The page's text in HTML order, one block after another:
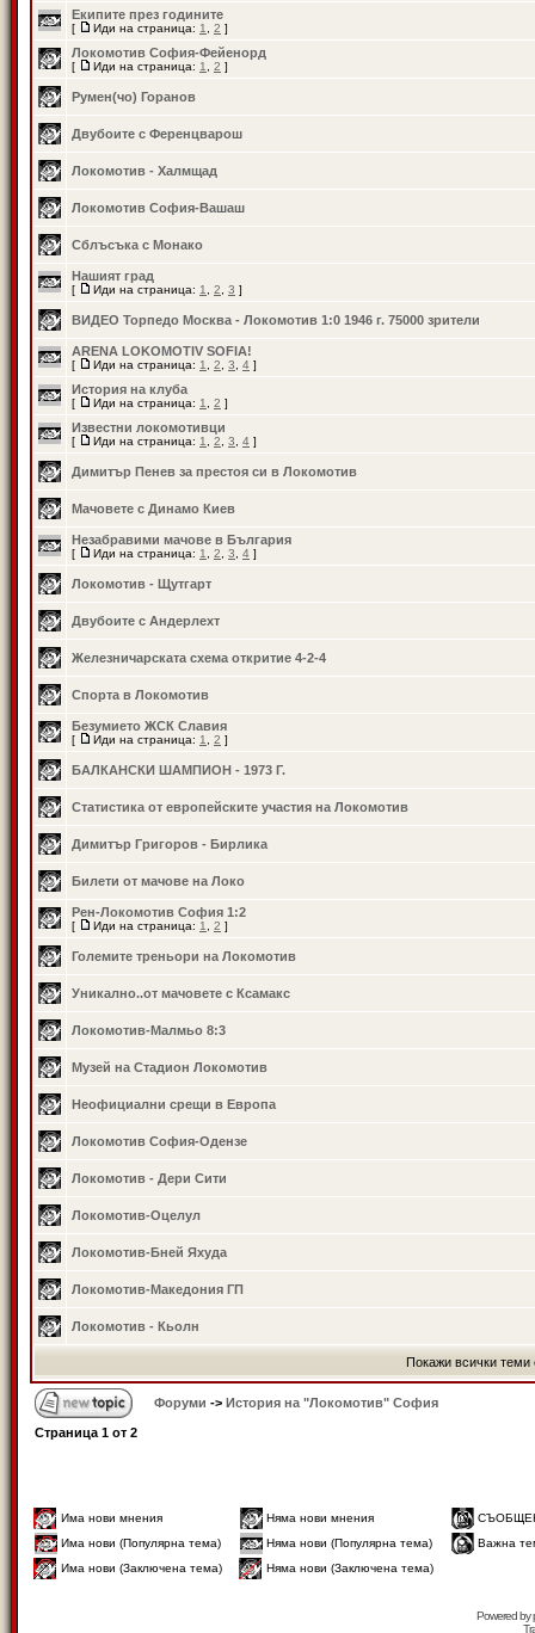
Екипите през годините
[ Иди на страница: 1 2 ]
Локомотив София-Фейенорд
[ Иди на страница: 1 2 ]
Румен(чо) Горанов
Двубоите с Ференцварош
Локомотив - Халмщад
Локомотив София-Вашаш
Сблъсъка с Монако
Нашият град
[ Иди на страница: 1 2 3 ]
ВИДЕО Торпедо Москва - Локомотив 1:0 1946 г. 75000 зрители
ARENA LOKOMOTIV SOFIA!
[ Иди на страница: 1 2 3 4 ]
История на клуба
[ Иди на страница: 1 2 ]
Известни локомотивци
[ Иди на страница: 1 2 3 4 ]
Димитър Пенев за престоя си в Локомотив
Мачовете с Динамо Киев
Незабравими мачове в България
[ Иди на страница: 1 2 3 4 ]
Локомотив - Щутгарт
Двубоите с Андерлехт
Железничарската схема откритие 4-2-4
Спорта в Локомотив
Безумието ЖСК Славия
[ Иди на страница: 1 2 ]
БАЛКАНСКИ ШАМПИОН - 1973 Г.
Статистика от европейските участия на Локомотив
Димитър Григоров - Бирлика
Билети от мачове на Локо
Рен-Локомотив София 1:2
[ Иди на страница: 1 2 ]
Големите треньори на Локомотив
Уникално..от мачовете с Ксамакс
Локомотив-Малмьо 8:3
Музей на Стадион Локомотив
Неофициални срещи в Европа
Локомотив София-Одензе
Локомотив - Дери Сити
Локомотив-Оцелул
Локомотив-Бней Яхуда
Локомотив-Македония ГП
Локомотив - Кьолн
Покажи всички теми
Форуми -> История на "Локомотив" София
Страница 1 от 2
Има нови мнения Няма нови мнения
Има нови (Популярна тема)
Няма нови (Популярна тема)
Важна
Има нови (Заключена тема)
Няма нови (Заключена тема)
Powered by